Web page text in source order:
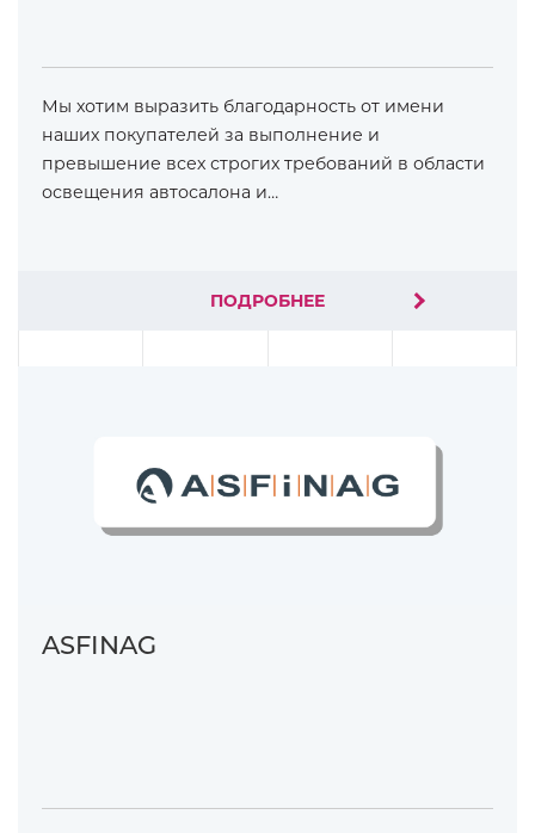
Мы хотим выразить благодарность от имени
наших покупателей за выполнение и
превышение всех строгих требований в области
освещения автосалона и…
ПОДРОБНЕЕ
ASFINAG